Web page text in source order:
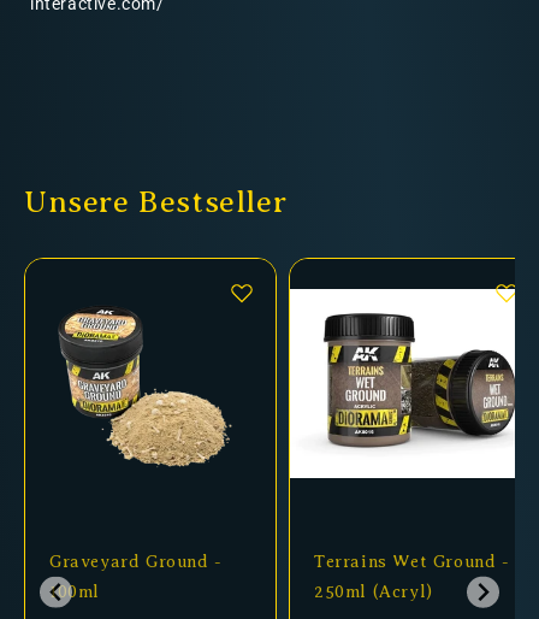
interactive.com/
Unsere Bestseller
Graveyard Ground -
100ml
Terrains Wet Ground -
250ml (Acryl)